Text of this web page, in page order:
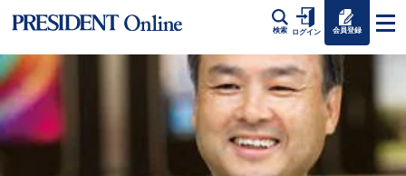
検索 ログイン 会員登録